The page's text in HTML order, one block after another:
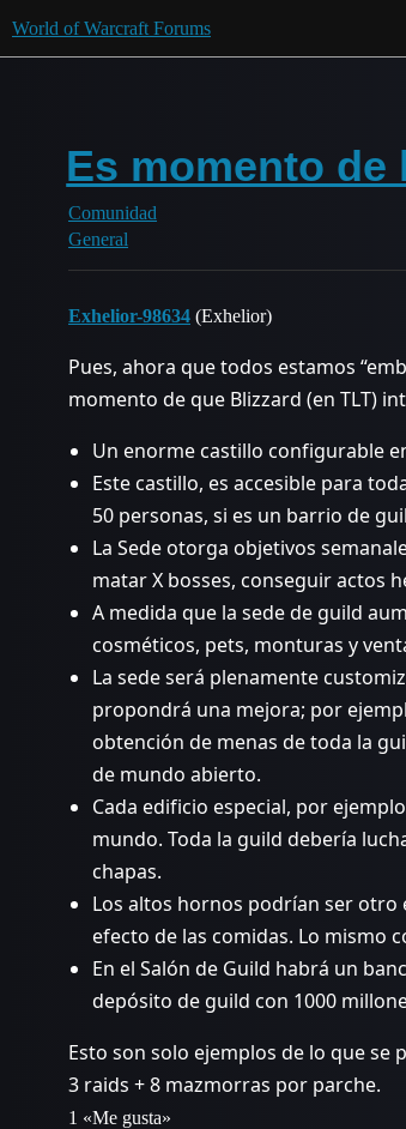
World of Warcraft Forums
Es momento de
Comunidad
General
Exhelior-98634 (Exhelior)
Pues, ahora que todos estamos
momento de que Blizzard (en TLT)
Un enorme castillo configurable
Este castillo, es accesible para
50 personas, si es un barrio de
La Sede otorga objetivos
matar X bosses, conseguir actos
A medida que la sede de guild
cosméticos, pets, monturas y
La sede será plenamente
propondrá una mejora; por
obtención de menas de toda la
de mundo abierto.
Cada edificio especial, por
mundo. Toda la guild debería
chapas.
Los altos hornos podrían ser otro
efecto de las comidas. Lo mismo
En el Salón de Guild habrá un
depósito de guild con 1000
Esto son solo ejemplos de lo que se
3 raids + 8 mazmorras por parche.
1 «Me gusta»